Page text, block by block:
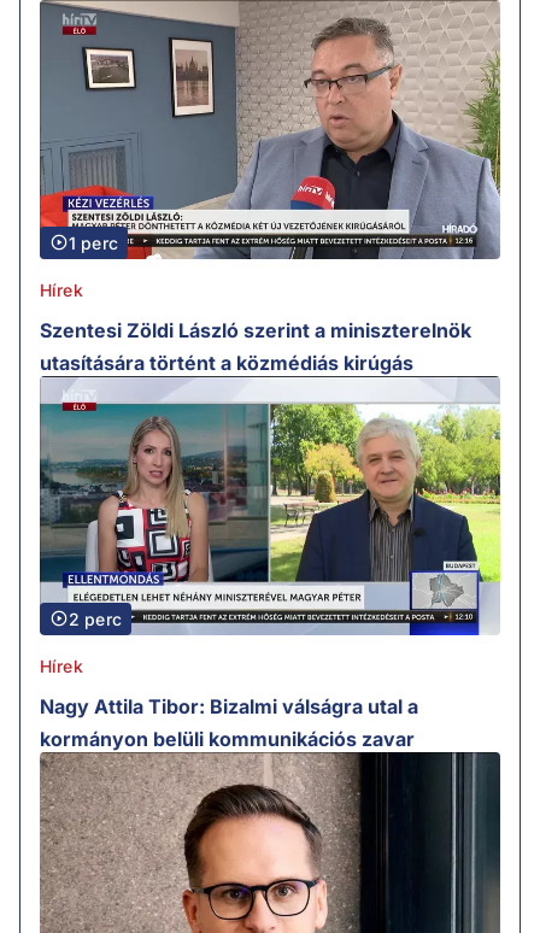
1 perc
Hírek
Szentesi Zöldi László szerint a miniszterelnök
utasítására történt a közmédiás kirúgás
2 perc
Hírek
Nagy Attila Tibor: Bizalmi válságra utal a
kormányon belüli kommunikációs zavar